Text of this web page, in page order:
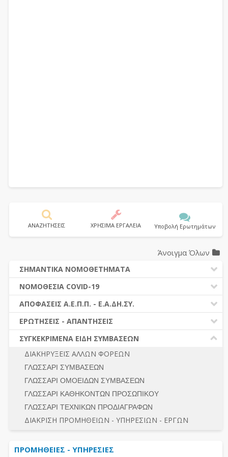
ΑΝΑΖΗΤΗΣΕΙΣ ΧΡΗΣΙΜΑ ΕΡΓΑΛΕΙΑ Υποβολή Ερωτημάτων
Άνοιγμα Όλων
ΣΗΜΑΝΤΙΚΑ ΝΟΜΟΘΕΤΗΜΑΤΑ
ΔΗΜΟΣΙΕΣ ΣΥΜΒΑΣΕΙΣ (Ν. 4412/2016)
ΔΗΜΟΤΙΚΟΣ ΚΩΔΙΚΑΣ (Ν.3463/2006)
ΚΑΛΛΙΚΡΑΤΗΣ (Ν.3852/2010)
ΝΟΜΟΘΕΣΙΑ - ΝΟΜΟΛΟΓΙΑ (ΣΥΝΟΛΟ)
ΝΟΜΟΘΕΣΙΑ COVID-19
ΝΟΜΟΘΕΣΙΑ - ΝΟΜΟΛΟΓΙΑ COVID -19
ΕΡΩΤΗΣΕΙΣ - ΑΠΑΝΤΗΣΕΙΣ
ΑΠΟΦΑΣΕΙΣ Α.Ε.Π.Π. - Ε.Α.ΔΗ.ΣΥ.
ΠΡΟΔΙΚΑΣΤΙΚΗ ΠΡΟΣΦΥΓΗ
ΓΕΝΙΚΟΙ ΚΑΝΟΝΕΣ
ΔΙΚΑΙΟΥΜΕΝΟΙ ΣΥΜΜΕΤΟΧΗΣ
ΠΡΟΣΦΟΡΕΣ – ΔΙΚΑΙΟΛΟΓΗΤΙΚΑ ΣΥΜΜΕΤΟΧΗΣ
ΔΙΕΞΑΓΩΓΗ ΔΙΑΔΙΚΑΣΙΑΣ
ΕΣΗΔΗΣ – ΚΗΜΔΗΣ
ΠΕΡΙΛΗΨΕΙΣ ΑΠΟΦΑΣΕΩΝ Α.Ε.Π.Π. - Ε.Α.ΔΗ.ΣΥ.
ΣΥΝΟΛΟ
ΕΡΩΤΗΣΕΙΣ - ΑΠΑΝΤΗΣΕΙΣ
Ν. 4782/2021 - ΤΡΟΠΟΠΟΙΗΣΗ 4412/2016
ΔΙΕΞΑΓΩΓΗ ΔΙΑΔΙΚΑΣΙΑΣ
ΔΙΑΔΙΚΑΣΙΕΣ ΑΝΑΘΕΣΗΣ
ΓΕΝΙΚΟΙ ΚΑΝΟΝΕΣ
ΠΡΟΕΤΟΙΜΑΣΙΑ - ΔΗΜΟΣΙΟΤΗΤΑ
ΛΟΓΟΙ ΑΠΟΚΛΕΙΣΜΟΥ-ΔΙΚΑΙΟΥΜΕΝΟΙ ΣΥΜΜΕΤΟΧΗΣ
ΠΡΟΣΦΟΡΕΣ - ΔΙΚΑΙΟΛΟΓΗΤΙΚΑ ΣΥΜΜΕΤΟΧΗΣ
ΣΥΓΚΕΚΡΙΜΕΝΑ ΕΙΔΗ ΣΥΜΒΑΣΕΩΝ
ΔΙΑΚΗΡΥΞΕΙΣ ΑΛΛΩΝ ΦΟΡΕΩΝ
ΓΛΩΣΣΑΡΙ ΣΥΜΒΑΣΕΩΝ
ΓΛΩΣΣΑΡΙ ΟΜΟΕΙΔΩΝ ΣΥΜΒΑΣΕΩΝ
ΓΛΩΣΣΑΡΙ ΚΑΘΗΚΟΝΤΩΝ ΠΡΟΣΩΠΙΚΟΥ
ΓΛΩΣΣΑΡΙ ΤΕΧΝΙΚΩΝ ΠΡΟΔΙΑΓΡΑΦΩΝ
ΔΙΑΚΡΙΣΗ ΠΡΟΜΗΘΕΙΩΝ - ΥΠΗΡΕΣΙΩΝ - ΕΡΓΩΝ
ΠΡΟΜΗΘΕΙΕΣ - ΥΠΗΡΕΣΙΕΣ